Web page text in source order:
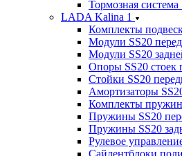
Тормозная система
LADA Kalina 1
Комплекты
Модули SS20
Модули SS20
Опоры SS20 стоек
Стойки SS20
Амортизаторы
Комплекты
Пружины SS20
Пружины SS20
Рулевое
Сайлентблоки